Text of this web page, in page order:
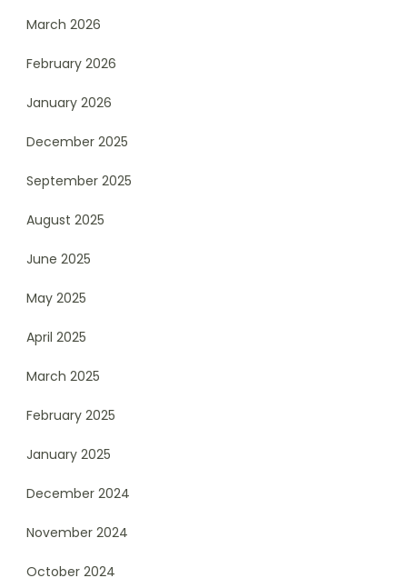
March 2026
February 2026
January 2026
December 2025
September 2025
August 2025
June 2025
May 2025
April 2025
March 2025
February 2025
January 2025
December 2024
November 2024
October 2024